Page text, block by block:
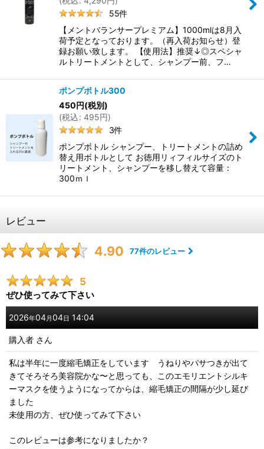
55件
【メントバランサープレミアム】1000mlは8月入
荷予定となっております。（再入荷お知らせ）登
録お願い致します。 【使用法】推奨↓◎スペシャ
ルトリートメントとして、シャンプー前、フ…
ポンプボトル300
450円(税別)
(税込: 495円)
3件
ポンプボトル シャンプー、トリートメントの詰め
替え用ボトルとして お徳用リィフィルサイズのト
リートメント、シャンプーを移し替えて容量：
300ｍｌ
レビュー
4.90 77件のレビュー
5
ぜひ使ってみて下さい
2026年04月 04日 14:04
購入者 さん
私は半年に一度縮毛矯正をしています うねりやパサつきが出て
きてそろそろ美容院かな〜と思っても、このエモリエントシルキ
ーマスクを使うようになってからは、縮毛矯正の間隔が少し延び
ました
未使用の方、ぜひ使ってみて下さい
このレビューは参考になりましたか？